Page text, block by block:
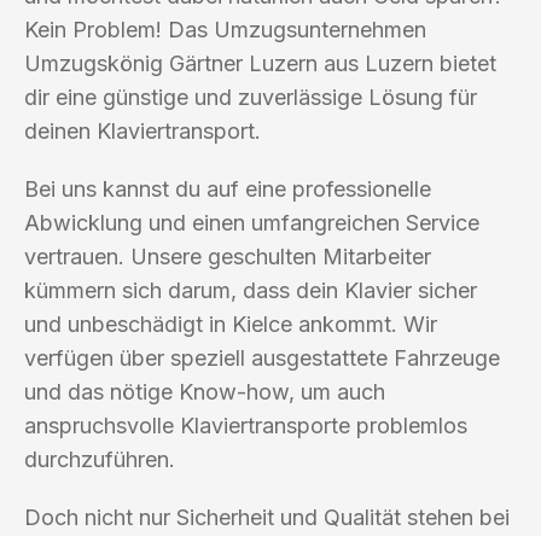
Kein Problem! Das Umzugsunternehmen
Umzugskönig Gärtner Luzern aus Luzern bietet
dir eine günstige und zuverlässige Lösung für
deinen Klaviertransport.
Bei uns kannst du auf eine professionelle
Abwicklung und einen umfangreichen Service
vertrauen. Unsere geschulten Mitarbeiter
kümmern sich darum, dass dein Klavier sicher
und unbeschädigt in Kielce ankommt. Wir
verfügen über speziell ausgestattete Fahrzeuge
und das nötige Know-how, um auch
anspruchsvolle Klaviertransporte problemlos
durchzuführen.
Doch nicht nur Sicherheit und Qualität stehen bei